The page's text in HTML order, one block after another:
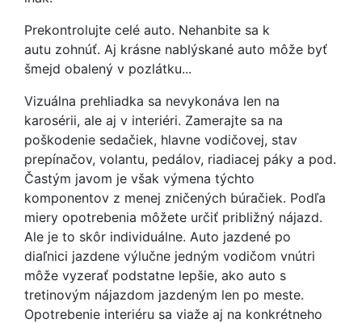
Prekontrolujte celé auto. Nehanbite sa k
autu zohnúť. Aj krásne nablýskané auto môže byť
šmejd obalený v pozlátku...
Vizuálna prehliadka sa nevykonáva len na
karosérii, ale aj v interiéri. Zamerajte sa na
poškodenie sedačiek, hlavne vodičovej, stav
prepínačov, volantu, pedálov, riadiacej páky a pod.
Častým javom je však výmena týchto
komponentov z menej zničených búračiek. Podľa
miery opotrebenia môžete určiť približný nájazd.
Ale je to skôr individuálne. Auto jazdené po
diaľnici jazdene výlučne jedným vodičom vnútri
môže vyzerať podstatne lepšie, ako auto s
tretinovým nájazdom jazdeným len po meste.
Opotrebenie interiéru sa viaže aj na konkrétneho